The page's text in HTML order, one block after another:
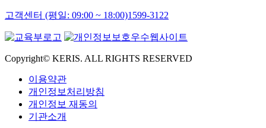
고객센터 (평일: 09:00 ~ 18:00)1599-3122
Copyright© KERIS. ALL RIGHTS RESERVED
이용약관
개인정보처리방침
개인정보 재동의
기관소개